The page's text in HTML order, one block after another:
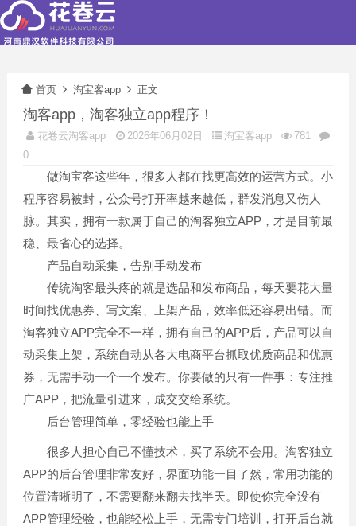
首页 淘宝客app 正文
淘客app，淘客独立app程序！
花卷云淘客app 2026年06月02日 淘宝客app
781
0
做淘宝客这些年，很多人都在找更高效的运营方式。小
程序容易被封，公众号打开率越来越低，群发消息又伤人
脉。其实，拥有一款属于自己的淘客独立APP，才是目前最
稳、最省心的选择。
产品自动采集，告别手动发布
传统淘客最头疼的就是选品和发布商品，每天要花大量
时间找优惠券、写文案、上架产品，效率低还容易出错。而
淘客独立APP完全不一样，拥有自己的APP后，产品可以自
动采集上架，系统自动从各大电商平台抓取优质商品和优惠
券，无需手动一个一个发布。你要做的只有一件事：专注推
广APP，把流量引进来，成交交给系统。
后台管理简单，零经验也能上手
很多人担心自己不懂技术，买了系统不会用。淘客独立
APP的后台管理非常友好，界面功能一目了然，常用功能的
位置清晰明了，不需要翻来翻去找半天。即使你完全没有
APP管理经验，也能轻松上手，无需专门培训，打开后台就